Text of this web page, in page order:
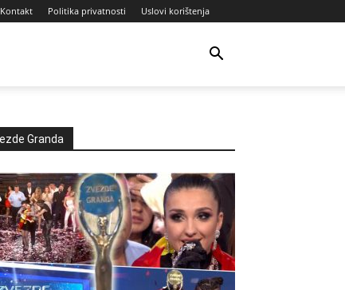
Kontakt Politika privatnosti Uslovi korištenja
Granda